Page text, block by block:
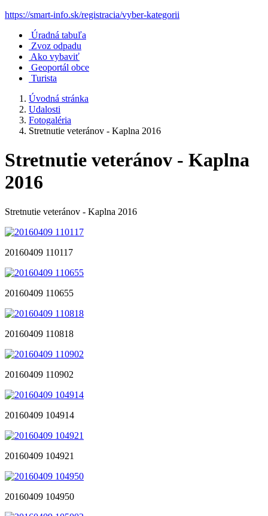
https://smart-info.sk/registracia/vyber-kategorii
Úradná tabuľa
Zvoz odpadu
Ako vybaviť
Geoportál obce
Turista
Úvodná stránka
Udalosti
Fotogaléria
Stretnutie veteránov - Kaplna 2016
Stretnutie veteránov - Kaplna
2016
Stretnutie veteránov - Kaplna 2016
20160409 110117
20160409 110655
20160409 110818
20160409 110902
20160409 104914
20160409 104921
20160409 104950